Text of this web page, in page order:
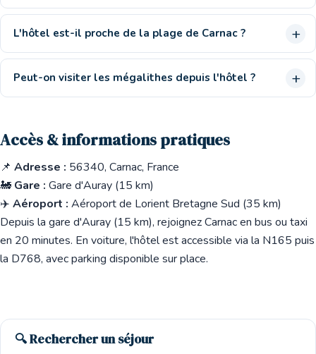
L'hôtel est-il proche de la plage de Carnac ?
Peut-on visiter les mégalithes depuis l'hôtel ?
Accès & informations pratiques
📌 Adresse : 56340, Carnac, France
🚂 Gare : Gare d'Auray (15 km)
✈️ Aéroport : Aéroport de Lorient Bretagne Sud (35 km)
Depuis la gare d'Auray (15 km), rejoignez Carnac en bus ou taxi
en 20 minutes. En voiture, l'hôtel est accessible via la N165 puis
la D768, avec parking disponible sur place.
🔍 Rechercher un séjour